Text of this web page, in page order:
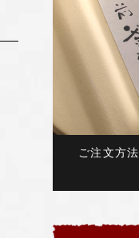
ご注文方法